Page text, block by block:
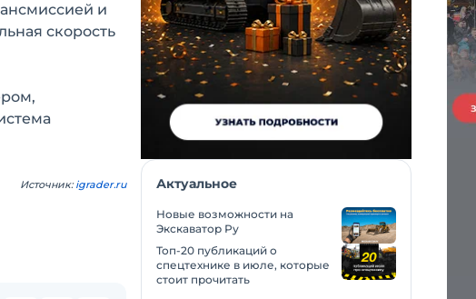
и
скорость
Источник:igrader.ru Актуальное
Новые возможности на
Экскаватор Ру
Топ-20 публикаций о
спецтехнике в июле, которые
стоит прочитать